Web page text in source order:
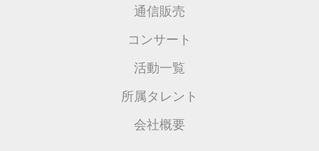
通信販売
コンサート
活動一覧
所属タレント
会社概要